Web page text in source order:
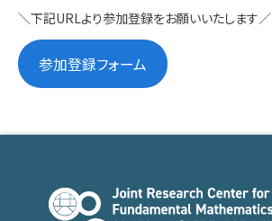
＼下記URLより参加登録をお願いいたします／
参加登録フォーム